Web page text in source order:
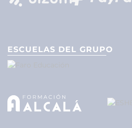
ESCUELAS DEL GRUPO